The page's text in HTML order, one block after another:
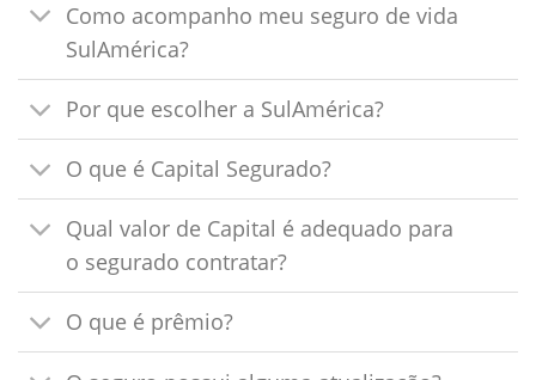
Como acompanho meu seguro de vida
SulAmérica?
Por que escolher a SulAmérica?
O que é Capital Segurado?
Qual valor de Capital é adequado para
o segurado contratar?
O que é prêmio?